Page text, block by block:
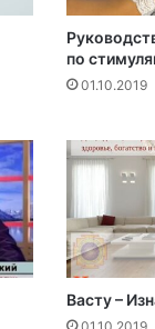
по
01.10.2019
Васту –